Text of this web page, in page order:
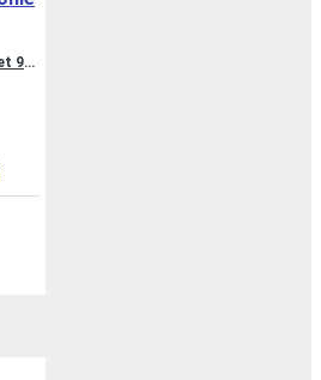
Kokosnuss Grillkohle Set 9Kg